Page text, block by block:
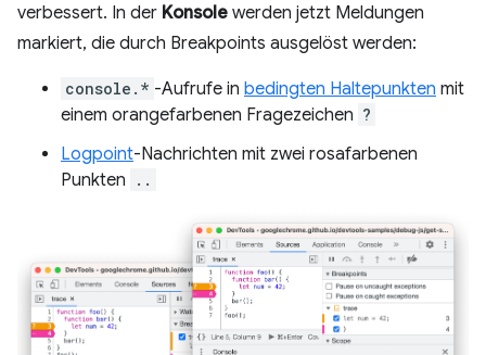
verbessert. In der Konsole werden jetzt Meldungen
markiert, die durch Breakpoints ausgelöst werden:
console.* -Aufrufe in bedingten Haltepunkten mit
einem orangefarbenen Fragezeichen ?
Logpoint-Nachrichten mit zwei rosafarbenen
Punkten
..